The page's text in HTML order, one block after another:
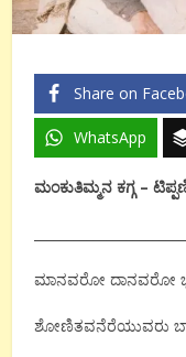
Share on
WhatsApp
ಮಂಕುತಿಮ್ಮನ ಕಗ್ಗ –
ಮಾನವರೋ ದಾನವರೋ
ಶೋಣಿತವನೆರೆಯುವರು